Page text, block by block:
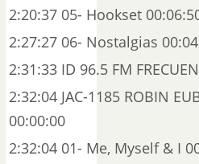
2:20:37 05- Hookset
2:27:27 06- Nostalgias
2:31:33 ID 96.5 FM
2:32:04 JAC-1185 ROBIN
00:00:00
2:32:04 01- Me, Myself & I